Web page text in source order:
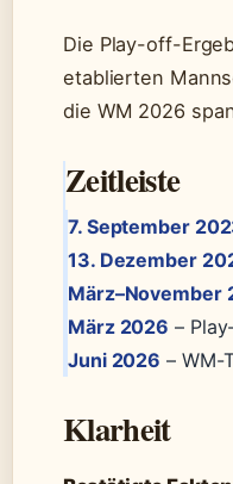
Die Play-off-
etablierten
die WM 2026
Zeitleiste
7. September
13. Dezember
März–November
März 2026 –
Juni 2026 – WM-
Klarheit